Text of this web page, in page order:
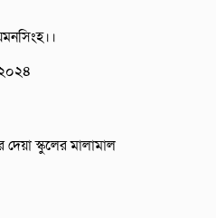
দেয়া স্কুলের মালামাল